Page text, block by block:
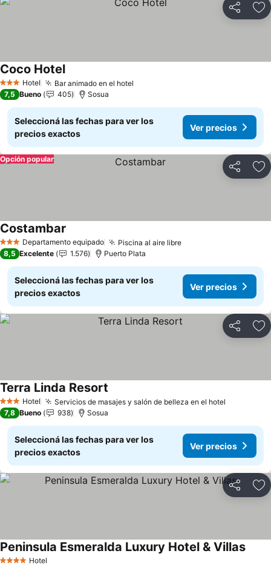
Compartir
3 Estrellas
Hotel Bar animado en el hotel
Coco HotelVer precios
7,5 Bueno 405 Sosua
Seleccioná las fechas para ver los
precios exactos
Ver precios
Compartir
Opción popular
3 EstrellasDepartamento equipado Piscina al aire libreVer precios
Costambar
8,5 Excelente 1.576 Puerto Plata
Seleccioná las fechas para ver los
precios exactos
Ver precios
Compartir
3 Estrellas
Hotel Servicios de masajes y salón de belleza en el hotel
Terra Linda Resort
7,8 Bueno 938 Sosua
Seleccioná las fechas para ver los
precios exactos
Ver precios
Compartir
Hotel
Peninsula Esmeralda Luxury Hotel & VillasVer